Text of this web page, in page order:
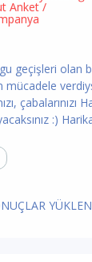
Anket/
geçişleri olan
mücadele
çabalarınızı
:)